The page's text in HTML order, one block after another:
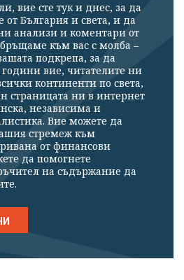
вие сте тук и днес, за да
от България и света, и да
анализи и коментари от
към вас с молба –
подкрепа, за да
вие, читателите ни
континенти по света,
страницата ни в интернет
независима и
Вие можете да
стремеж към
от финансови
да помогнете
на съдържание да